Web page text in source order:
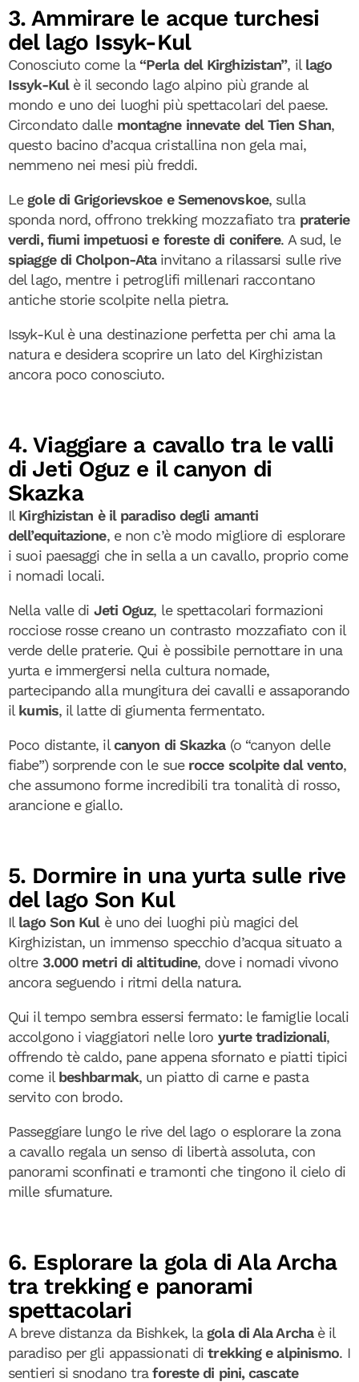
3. Ammirare le acque turchesi
del lago Issyk-Kul
Conosciuto come la “Perla del Kirghizistan”, il lago
Issyk-Kulè il secondo lago alpino più grande al
mondo e uno dei luoghi più spettacolari del paese.
Circondato dalle montagne innevate del Tien Shan,
questo bacino d’acqua cristallina non gela mai,
nemmeno nei mesi più freddi.
Le gole di Grigorievskoe e Semenovskoe, sulla
sponda nord, offrono trekking mozzafiato tra praterie
verdi, fiumi impetuosi e foreste di conifere. A sud, le
spiagge di Cholpon-Atainvitano a rilassarsi sulle rive
del lago, mentre i petroglifi millenari raccontano
antiche storie scolpite nella pietra.
Issyk-Kul è una destinazione perfetta per chi ama la
natura e desidera scoprire un lato del Kirghizistan
ancora poco conosciuto.
4. Viaggiare a cavallo tra le valli
di Jeti Oguz e il canyon di
Skazka
Il Kirghizistan è il paradiso degli amanti
dell’equitazione, e non c’è modo migliore di esplorare
i suoi paesaggi che in sella a un cavallo, proprio come
i nomadi locali.
Nella valle di Jeti Oguz, le spettacolari formazioni
rocciose rosse creano un contrasto mozzafiato con il
verde delle praterie. Qui è possibile pernottare in una
yurta e immergersi nella cultura nomade,
partecipando alla mungitura dei cavalli e assaporando
il kumis, il latte di giumenta fermentato.
Poco distante, il canyon di Skazka(o “canyon delle
fiabe”) sorprende con le sue rocce scolpite dal vento,
che assumono forme incredibili tra tonalità di rosso,
arancione e giallo.
5. Dormire in una yurta sulle rive
del lago Son Kul
Il lago Son Kulè uno dei luoghi più magici del
Kirghizistan, un immenso specchio d’acqua situato a
oltre 3.000 metri di altitudine, dove i nomadi vivono
ancora seguendo i ritmi della natura.
Qui il tempo sembra essersi fermato: le famiglie locali
accolgono i viaggiatori nelle loro yurte tradizionali,
offrendo tè caldo, pane appena sfornato e piatti tipici
come il beshbarmak, un piatto di carne e pasta
servito con brodo.
Passeggiare lungo le rive del lago o esplorare la zona
a cavallo regala un senso di libertà assoluta, con
panorami sconfinati e tramonti che tingono il cielo di
mille sfumature.
6. Esplorare la gola di Ala Archa
tra trekking e panorami
spettacolari
A breve distanza da Bishkek, la gola di Ala Archaè il
paradiso per gli appassionati ditrekking e alpinismo. I
sentieri si snodano traforeste di pini, cascate